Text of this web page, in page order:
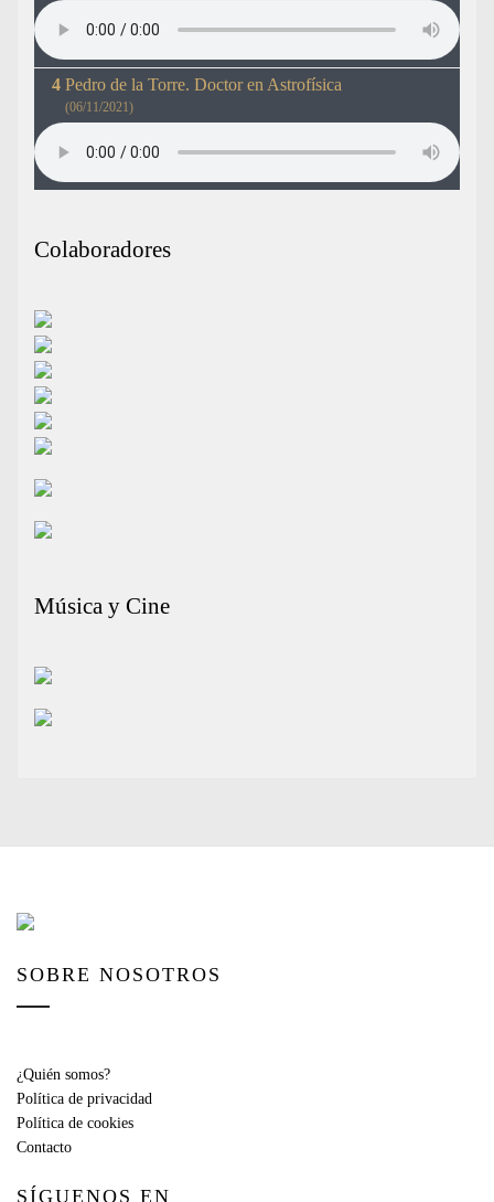
Pedro de la Torre. Doctor en Astrofísica
(06/11/2021)
Colaboradores
Música y Cine
SOBRE NOSOTROS
¿Quién somos?
Política de privacidad
Política de cookies
Contacto
SÍGUENOS EN